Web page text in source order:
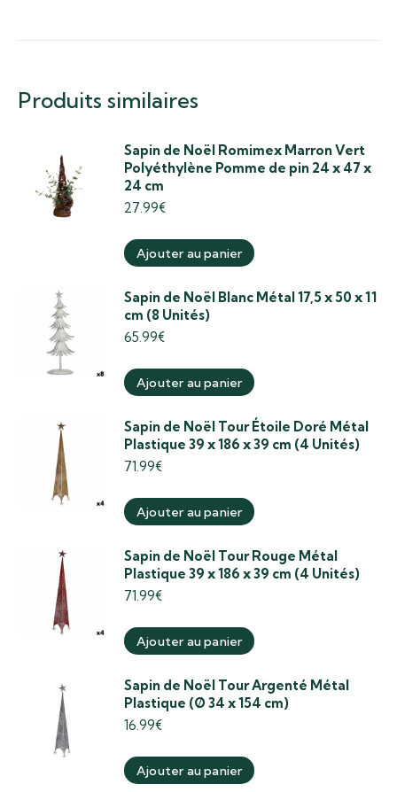
Produits similaires
Sapin de Noël Romimex Marron Vert
Polyéthylène Pomme de pin 24 x 47 x
24 cm
27.99€
Ajouter au panier
Sapin de Noël Blanc Métal 17,5 x 50 x 11
cm (8 Unités)
65.99€
Ajouter au panier
Sapin de Noël Tour Étoile Doré Métal
Plastique 39 x 186 x 39 cm (4 Unités)
71.99€
Ajouter au panier
Sapin de Noël Tour Rouge Métal
Plastique 39 x 186 x 39 cm (4 Unités)
71.99€
Ajouter au panier
Sapin de Noël Tour Argenté Métal
Plastique (Ø 34 x 154 cm)
16.99€
Ajouter au panier